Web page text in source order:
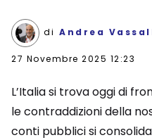
di Andrea
27 Novembre 2025 12:23
L’Italia si trova oggi di
le contraddizioni della
conti pubblici si